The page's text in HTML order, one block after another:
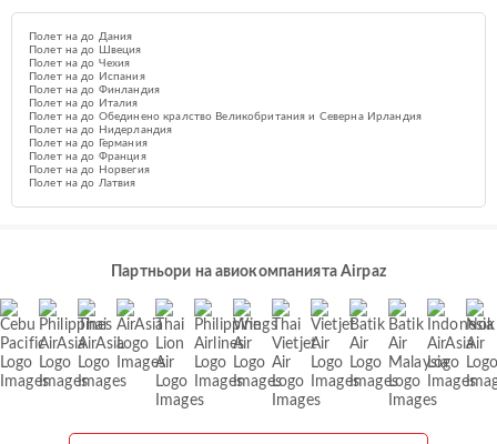
Полет на до Дания
Полет на до Швеция
Полет на до Чехия
Полет на до Испания
Полет на до Финландия
Полет на до Италия
Полет на до Обединено кралство Великобритания и Северна Ирландия
Полет на до Нидерландия
Полет на до Германия
Полет на до Франция
Полет на до Норвегия
Полет на до Латвия
Партньори на авиокомпанията Airpaz